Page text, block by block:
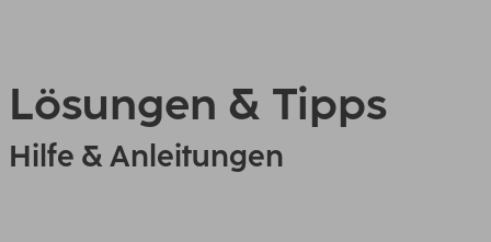
Lösungen & Tipps
Hilfe & Anleitungen